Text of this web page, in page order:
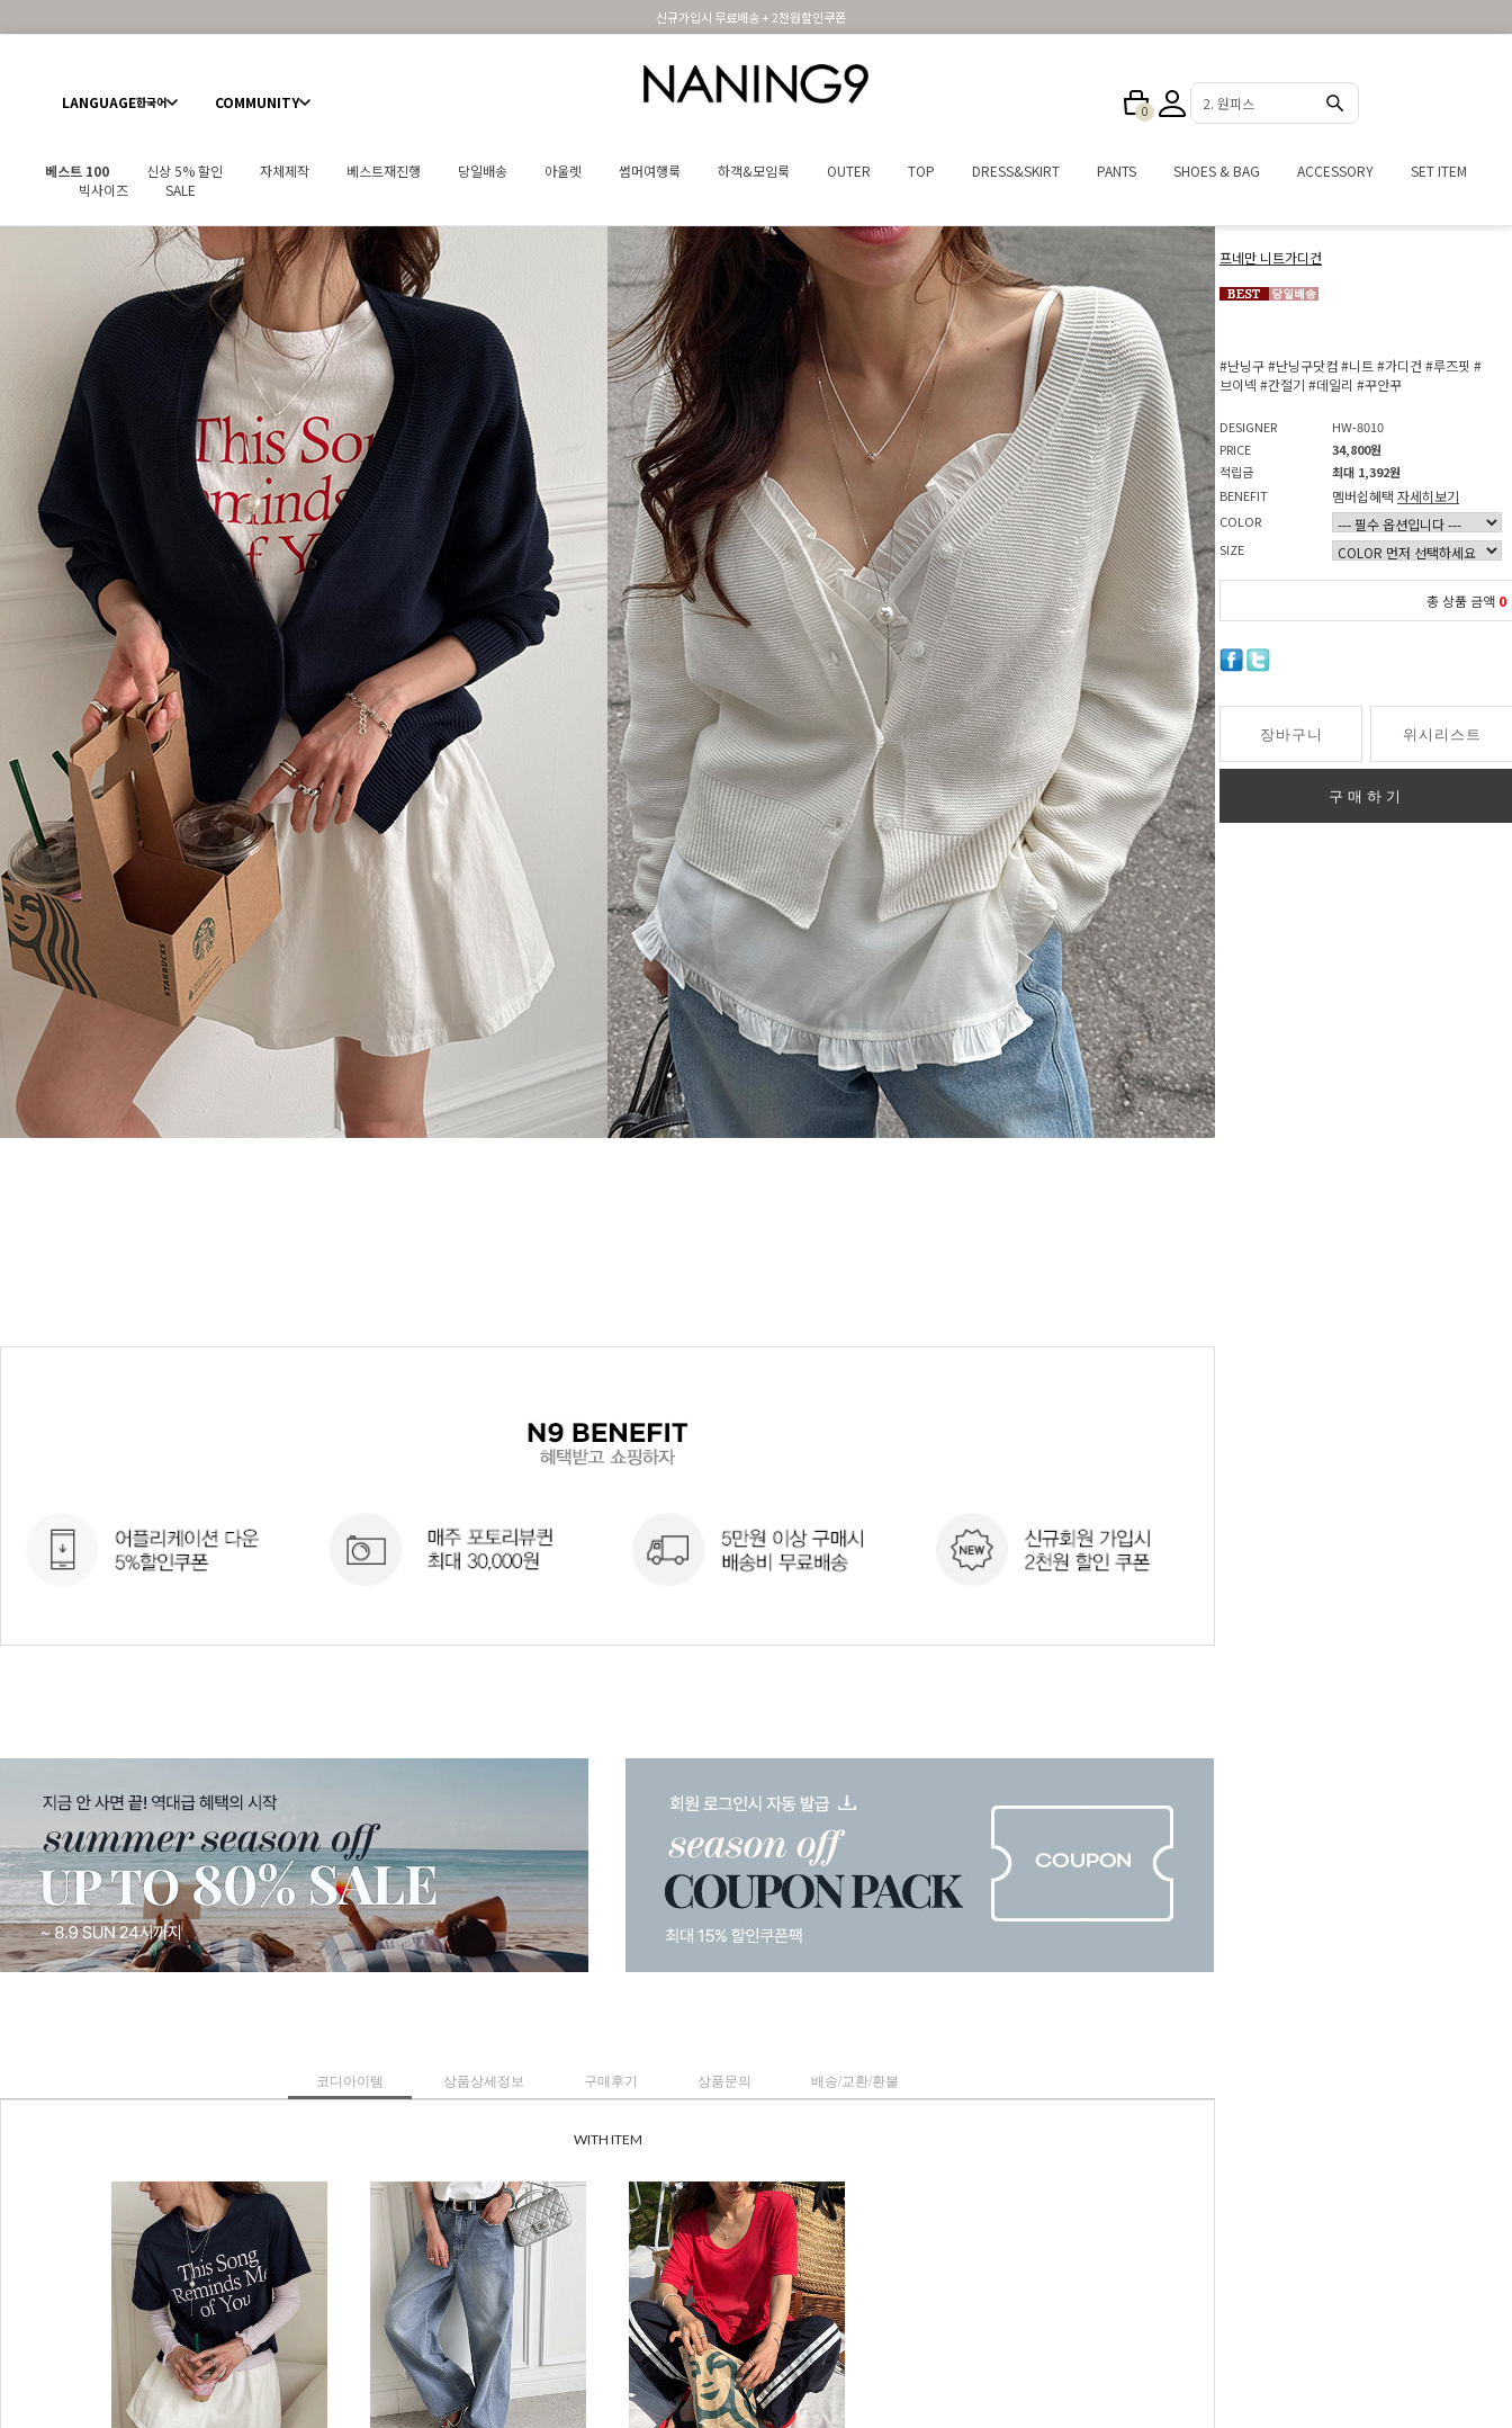
휴면 해제시 무료배송쿠폰
LANGUAGE한국어 COMMUNITY 0 3. 반바지
베스트 100 신상 5% 할인 자체제작 베스트재진행 당일배송 아울렛 썸머여행룩 하객&모임룩 OUTER TOP DRESS&SKIRT PANTS SHOES & BAG ACCESSORY
SET ITEM
빅사이즈
SALE
프네만 니트가디건
#난닝구#난닝구닷컴#니트#가디건 #루즈핏 #
브이넥 #간절기 #데일리 #꾸안꾸
DESIGNER
HW-8010
PRICE
34,800원
적립금
최대 1,392원
BENEFIT
멤버쉽혜택 자세히보기
COLOR
SIZE
총 상품 금액 0
장바구니 위시리스트
구매하기
코디아이템 상품상세정보 구매후기 상품문의 배송/교환/환불
WITH ITEM